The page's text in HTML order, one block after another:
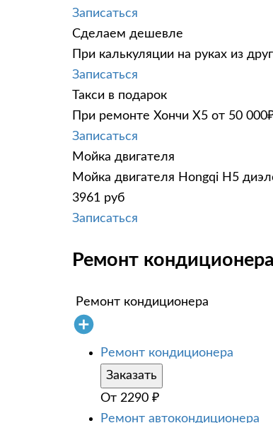
Записаться
Сделаем дешевле
При калькуляции на руках из
Записаться
Такси в подарок
При ремонте Хончи Х5 от 50
Записаться
Мойка двигателя
Мойка двигателя Hongqi H5
3961 руб
Записаться
Ремонт
Ремонт кондиционера
Ремонт кондиционера
Заказать
От 2290 ₽
Ремонт автокондиционера